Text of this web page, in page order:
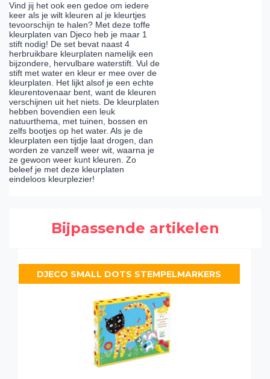
Vind jij het ook een gedoe om iedere
keer als je wilt kleuren al je kleurtjes
tevoorschijn te halen? Met deze toffe
kleurplaten van Djeco heb je maar 1
stift nodig! De set bevat naast 4
herbruikbare kleurplaten namelijk een
bijzondere, hervulbare waterstift. Vul de
stift met water en kleur er mee over de
kleurplaten. Het lijkt alsof je een echte
kleurentovenaar bent, want de kleuren
verschijnen uit het niets. De kleurplaten
hebben bovendien een leuk
natuurthema, met tuinen, bossen en
zelfs bootjes op het water. Als je de
kleurplaten een tijdje laat drogen, dan
worden ze vanzelf weer wit, waarna je
ze gewoon weer kunt kleuren. Zo
beleef je met deze kleurplaten
eindeloos kleurplezier!
Bijpassende artikelen
DJECO SMALL DOTS STEMPELMARKERS